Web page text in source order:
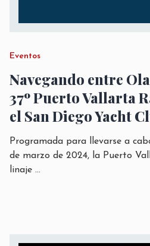
Eventos
Navegando entre
37º Puerto Vallarta
el San Diego Yacht
Programada para llevarse a
de marzo de 2024, la Puerto
linaje ...